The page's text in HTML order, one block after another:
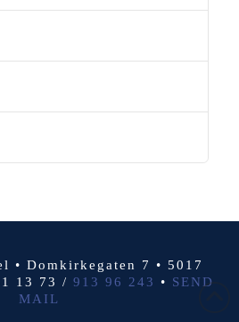
• Domkirkegaten 7 • 5017
13 73 / 913 96 243 • SEND
MAIL